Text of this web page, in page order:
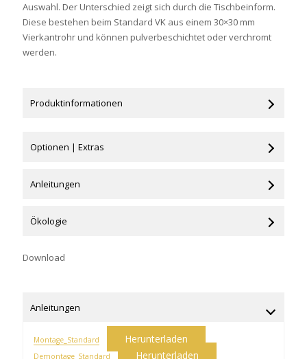
Auswahl. Der Unterschied zeigt sich durch die Tischbeinform.
Diese bestehen beim Standard VK aus einem 30×30 mm
Vierkantrohr und können pulverbeschichtet oder verchromt
werden.
Produktinformationen
Optionen | Extras
Anleitungen
Ökologie
Download
Anleitungen
Montage_Standard Herunterladen
Demontage_Standard Herunterladen